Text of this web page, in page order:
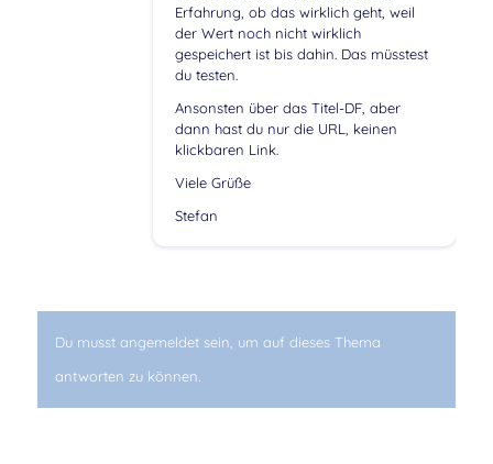
Erfahrung, ob das wirklich geht, weil
der Wert noch nicht wirklich
gespeichert ist bis dahin. Das müsstest
du testen.
Ansonsten über das Titel-DF, aber
dann hast du nur die URL, keinen
klickbaren Link.
Viele Grüße
Stefan
Du musst angemeldet sein, um auf dieses Thema
antworten zu können.